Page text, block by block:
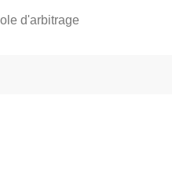
d'arbitrage